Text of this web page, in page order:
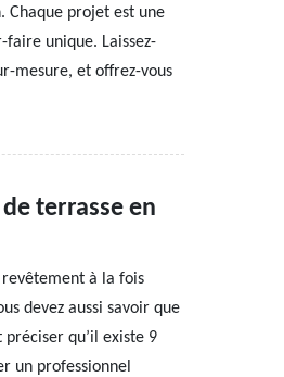
projet est une
faire unique. Laissez-
mesure, et offrez-vous
terrasse en
revêtement à la fois
devez aussi savoir que
qu’il existe 9
un professionnel